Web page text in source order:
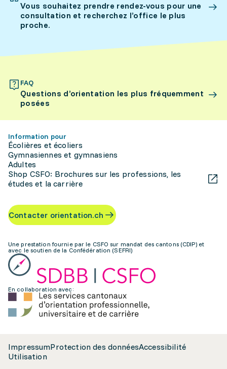
Vous souhaitez prendre rendez-vous pour une
consultation et recherchez l’office le plus
proche.
FAQ
Questions d’orientation les plus fréquemment
posées
Information pour
Écolières et écoliers
Gymnasiennes et gymnasiens
Adultes
Shop CSFO: Brochures sur les professions, les
études et la carrière
Contacter orientation.ch
Une prestation fournie par le CSFO sur mandat des cantons (CDIP) et
avec le soutien de la Confédération (SEFRI)
En collaboration avec:
ImpressumProtection des donnéesAccessibilité
Utilisation